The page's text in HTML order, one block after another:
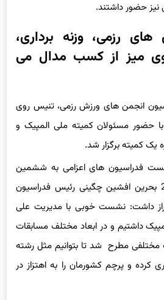
نیز حضور داشتند.
رزمی، وزنه برداری،
میز از کسب مدال می
انجمن های ورزش رزمی، تنیس روی
با حضور مسئولان کمیته ملی المپیک و
یک کمیته برگزار شد.
فدراسیون های اعزامی به ششمین
دوره بازیهای آسیایی 2025 بحرین افشین چگینی رئیس فدراسیون
داشت: نشست خوبی با مدیریت علی
داشتیم و در ابعاد مختلف مسابقات
مطرح شد تا بتوانیم مثل رشته
کرده و پرچم کشورمان را به اهتزاز در